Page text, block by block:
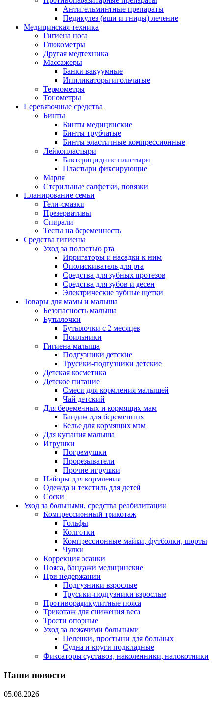
Антигельминтные препараты
Педикулез (вши и гниды) лечение
Медицинская техника
Гигиена носа
Глюкометры
Другая медтехника
Массажеры
Банки вакуумные
Иппликаторы игольчатые
Термометры
Тонометры
Перевязочные средства
Бинты
Бинты медицинские
Бинты трубчатые
Бинты эластичные компрессионные
Лейкопластыри
Бактерицидные пластыри
Пластыри фиксирующие
Марля
Стерильные салфетки, повязки
Планирование семьи
Гели-смазки
Презервативы
Спирали
Тесты на беременность
Средства гигиены
Уход за полостью рта
Ирригаторы и насадки к ним
Ополаскиватель для рта
Средства для зубных протезов
Средства для зубов и десен
Электрические зубные щетки
Товары для мамы и малыша
Безопасность малыша
Бутылочки
Бутылочки с 2 месяцев
Поильники
Гигиена малыша
Подгузники детские
Трусики-подгузники детские
Детская косметика
Детское питание
Смеси для кормления малышей
Чай детский
Для беременных и кормящих мам
Бандаж для беременных
Белье для кормящих мам
Для купания малыша
Игрушки
Погремушки
Прорезыватели
Прочие игрушки
Наборы для кормления
Одежда и текстиль для детей
Соски
Уход за больными, средства реабилитации
Компрессионный трикотаж
Гольфы
Колготки
Компрессионные майки, футболки, шорты
Чулки
Коррекция осанки
Пояса, бандажи медицинские
При недержании
Подгузники взрослые
Трусики-подгузники взрослые
Противорадикулитные пояса
Трикотаж для снижения веса
Трости опорные
Уход за лежачими больными
Пеленки, простыни для больных
Судна и круги подкладные
Фиксаторы суставов, наколенники, налокотники
Наши новости
05.08.2026